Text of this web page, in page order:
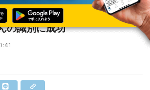
ンピューティングとナノポア
の識別に成功